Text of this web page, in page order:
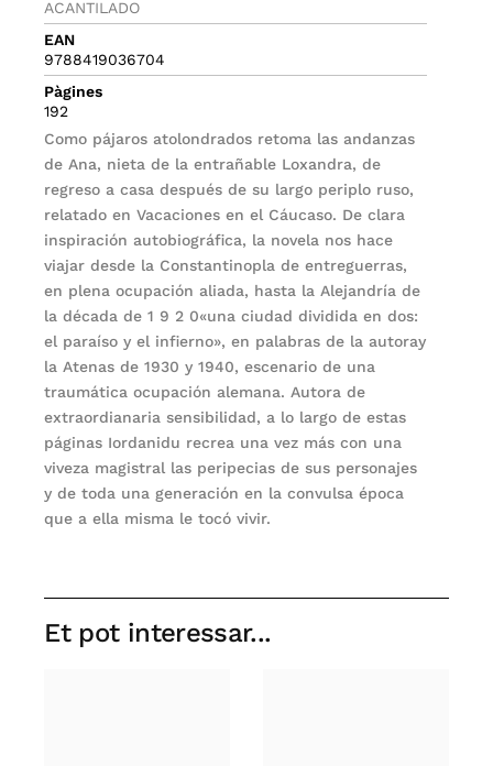
ACANTILADO
EAN
9788419036704
Pàgines
192
Como pájaros atolondrados retoma las andanzas
de Ana, nieta de la entrañable Loxandra, de
regreso a casa después de su largo periplo ruso,
relatado en Vacaciones en el Cáucaso. De clara
inspiración autobiográfica, la novela nos hace
viajar desde la Constantinopla de entreguerras,
en plena ocupación aliada, hasta la Alejandría de
la década de 1 9 2 0«una ciudad dividida en dos:
el paraíso y el infierno», en palabras de la autoray
la Atenas de 1930 y 1940, escenario de una
traumática ocupación alemana. Autora de
extraordianaria sensibilidad, a lo largo de estas
páginas Iordanidu recrea una vez más con una
viveza magistral las peripecias de sus personajes
y de toda una generación en la convulsa época
que a ella misma le tocó vivir.
Et pot interessar...